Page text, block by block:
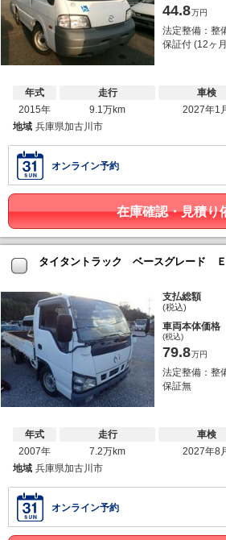
44.8万円
法定整備：整
保証付 (12ヶ
年式
2015年
走行
9.1万km
車検
2027年1
地域 兵庫県加古川市
オンライン予約
在庫確認・見積り
タイタントラック ベースグレード Ｅ
支払総額
(税込)
車両本体価格
(税込)
79.8万円
法定整備：整
保証無
年式
2007年
走行
7.2万km
車検
2027年8
地域 兵庫県加古川市
オンライン予約